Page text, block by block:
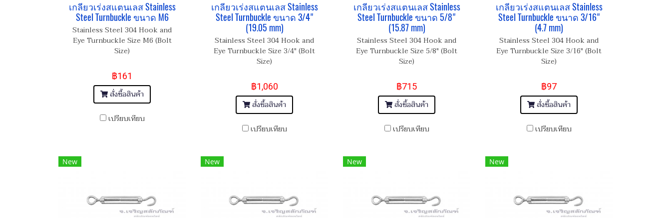
เกลียวเร่งสแตนเลส Stainless
Steel Turnbuckle ขนาด M6
Stainless Steel 304 Hook and
Eye Turnbuckle Size M6 (Bolt
Size)
฿161
สั่งซื้อสินค้า
เปรียบเทียบ
เกลียวเร่งสแตนเลส Stainless
Steel Turnbuckle ขนาด 3/4"
(19.05 mm)
Stainless Steel 304 Hook and
Eye Turnbuckle Size 3/4" (Bolt
Size)
฿1,060
สั่งซื้อสินค้า
เปรียบเทียบ
เกลียวเร่งสแตนเลส Stainless
Steel Turnbuckle ขนาด 5/8"
(15.87 mm)
Stainless Steel 304 Hook and
Eye Turnbuckle Size 5/8" (Bolt
Size)
฿715
สั่งซื้อสินค้า
เปรียบเทียบ
เกลียวเร่งสแตนเลส Stainless
Steel Turnbuckle ขนาด 3/16"
(4.7 mm)
Stainless Steel 304 Hook and
Eye Turnbuckle Size 3/16" (Bolt
Size)
฿97
สั่งซื้อสินค้า
เปรียบเทียบ
New New New New